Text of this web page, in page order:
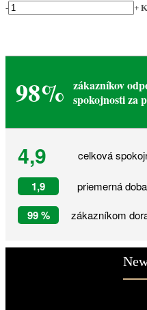
-
+
98%
zákazníkov
spokojnosti za
4,9 celková
1,9 priemerná
99 % zákazníkom